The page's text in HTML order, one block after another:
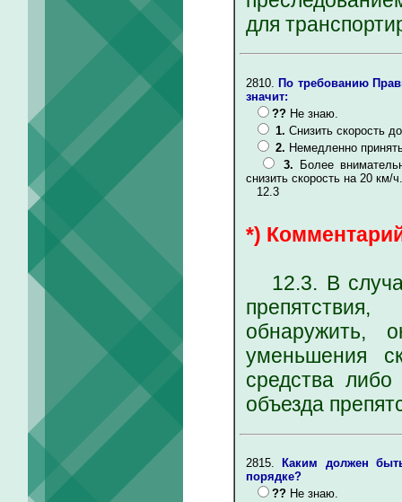
для
2810.
По требованию
значит:
?? Не знаю.
1. Снизить скорость
2. Немедленно
3.
Более
снизить скорость на 20 км/ч.
12.3
*)
12.3. В
обнаружить,
уменьшения
средства либо
объезда
2815.
Каким должен
порядке?
?? Не знаю.